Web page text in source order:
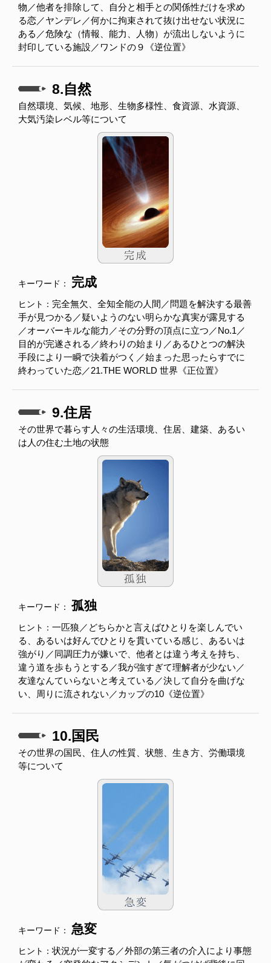
物／他者を排除して、自分と相手との関係性だけを求め
る恋／ヤンデレ／何かに拘束されて抜け出せない状況に
ある／危険な（情報、能力、人物）が流出しないように
封印している施設／ワンドの９《逆位置》
8.自然
自然環境、気候、地形、生物多様性、食資源、水資源、
大気汚染レベル等について
キーワード： 完成
ヒント： 完全無欠、全知全能の人間／問題を解決する最善
手が見つかる／疑いようのない明らかな真実が露見する
／オーバーキルな能力／その分野の頂点に立つ／No.1／
目的が完遂される／終わりの始まり／あるひとつの解決
手段により一瞬で決着がつく／始まった思ったらすでに
終わっていた恋／21.THE WORLD 世界《正位置》
9.住居
その世界で暮らす人々の生活環境、住居、建築、あるい
は人の住む土地の状態
キーワード： 孤独
ヒント： 一匹狼／どちらかと言えばひとりを楽しんでい
る、あるいは好んでひとりを貫いている感じ、あるいは
強がり／同調圧力が嫌いで、他者とは違う考えを持ち、
違う道を歩もうとする／我が強すぎて理解者が少ない／
友達なんていらないと考えている／決して自分を曲げな
い、周りに流されない／カップの10《逆位置》
10.国民
その世界の国民、住人の性質、状態、生き方、労働環境
等について
キーワード： 急変
ヒント： 状況が一変する／外部の第三者の介入により事態